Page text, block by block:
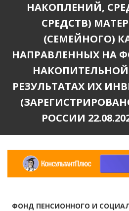
НАКОПЛЕНИЙ,
СРЕДСТВ)
(СЕМЕЙНОГО)
НАПРАВЛЕННЫХ НА
РЕЗУЛЬТАТАХ ИХ
РОССИИ
ФОНД ПЕНСИОННОГО И